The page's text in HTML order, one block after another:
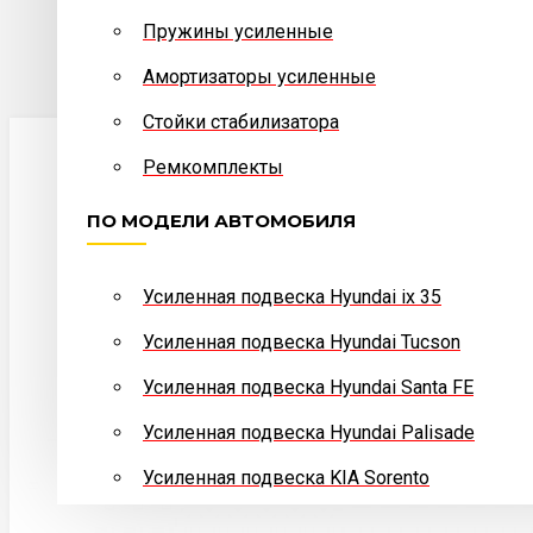
Telegramнаписать сообщение
Maxнаписать сообщение
Пружины усиленные
Амортизаторы усиленные
Стойки стабилизатора
Ремкомплекты
ПО МОДЕЛИ АВТОМОБИЛЯ
Усиленная подвеска Hyundai ix 35
Усиленная подвеска Hyundai Tucson
Усиленная подвеска Hyundai Santa FE
Усиленная подвеска Hyundai Palisade
Усиленная подвеска KIA Sorento
Усиленные стойки